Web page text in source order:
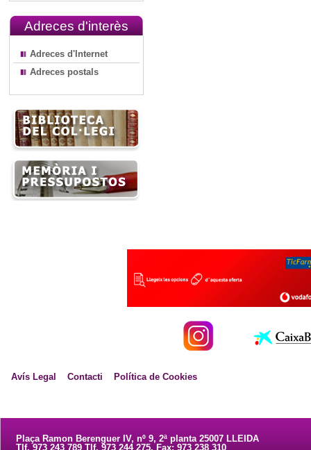
Adreces d'interès
Adreces d'Internet
Adreces postals
Avís Legal Contacti Política de Cookies
Plaça Ramon Berenguer IV, nº 9, 2ª planta 25007 LLEIDA
Tlf. 973 243 789 Tlf. 973 244 275. Fax: 973 238 310